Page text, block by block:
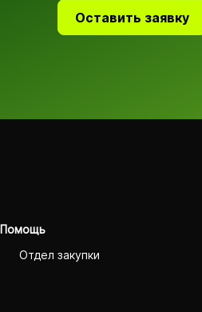
Оставить заявку
Помощь
Отдел закупки